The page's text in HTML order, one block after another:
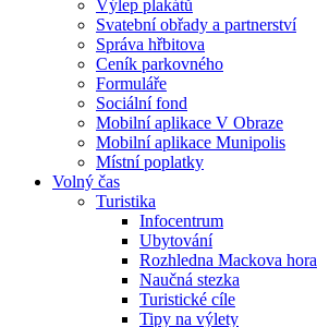
Výlep plakátů
Svatební obřady a partnerství
Správa hřbitova
Ceník parkovného
Formuláře
Sociální fond
Mobilní aplikace V Obraze
Mobilní aplikace Munipolis
Místní poplatky
Volný čas
Turistika
Infocentrum
Ubytování
Rozhledna Mackova hora
Naučná stezka
Turistické cíle
Tipy na výlety